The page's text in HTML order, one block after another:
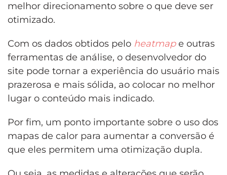
melhor direcionamento sobre o que deve ser
otimizado.
Com os dados obtidos pelo heatmape outras
ferramentas de análise, o desenvolvedor do
site pode tornar a experiência do usuário mais
prazerosa e mais sólida, ao colocar no melhor
lugar o conteúdo mais indicado.
Por fim, um ponto importante sobre o uso dos
mapas de calor para aumentar a conversão é
que eles permitem uma otimização dupla.